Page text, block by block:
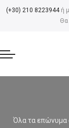
(+30) 210 8223944ή
Θα
Όλα τα επώνυμα